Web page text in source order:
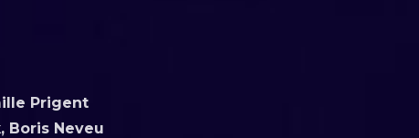
Prigent
Boris Neveu